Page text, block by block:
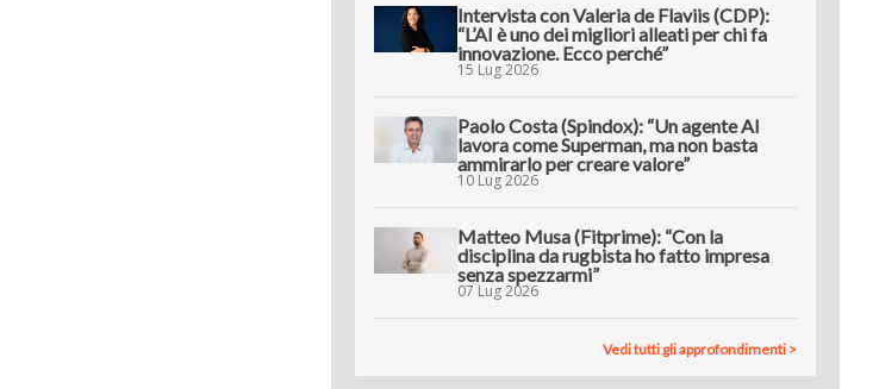
Intervista con Valeria de Flaviis (CDP):
“L’AI è uno dei migliori alleati per chi fa
innovazione. Ecco perché”
15 Lug 2026
Paolo Costa (Spindox): “Un agente AI
lavora come Superman, ma non basta
ammirarlo per creare valore”
10 Lug 2026
Matteo Musa (Fitprime): “Con la
disciplina da rugbista ho fatto impresa
senza spezzarmi”
07 Lug 2026
Vedi tutti gli approfondimenti >